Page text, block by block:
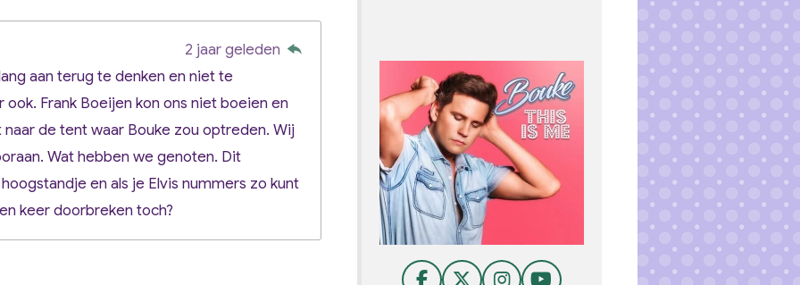
2 jaar geleden
aan terug te denken en niet te
Frank Boeijen kon ons niet boeien en
de tent waar Bouke zou optreden. Wij
Wat hebben we genoten. Dit
en als je Elvis nummers zo kunt
keer doorbreken toch?